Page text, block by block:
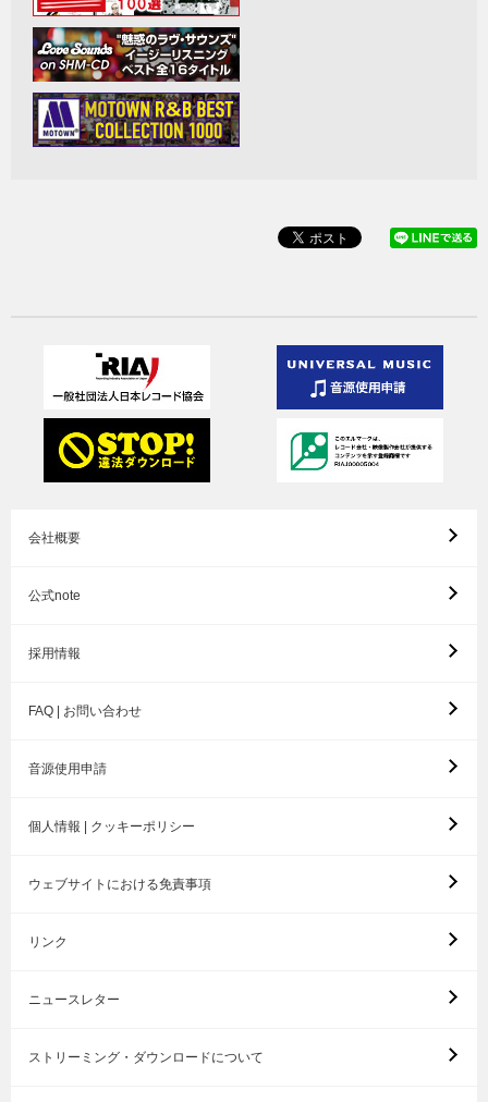
会社概要
公式note
採用情報
FAQ | お問い合わせ
音源使用申請
個人情報 | クッキーポリシー
ウェブサイトにおける免責事項
リンク
ニュースレター
ストリーミング・ダウンロードについて